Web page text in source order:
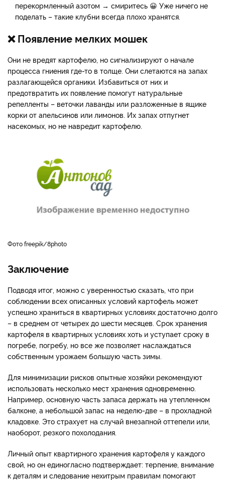
перекормленный азотом → смиритесь 😀 Уже ничего не
поделать – такие клубни всегда плохо хранятся.
❌ Появление мелких мошек
Они не вредят картофелю, но сигнализируют о начале
процесса гниения где-то в толще. Они слетаются на запах
разлагающейся органики. Избавиться от них и
предотвратить их появление помогут натуральные
репелленты – веточки лаванды или разложенные в ящике
корки от апельсинов или лимонов. Их запах отпугнет
насекомых, но не навредит картофелю.
фото freepik/8photo
Заключение
Подводя итог, можно с уверенностью сказать, что при
соблюдении всех описанных условий картофель может
успешно храниться в квартирных условиях достаточно долго
– в среднем от четырех до шести месяцев. Срок хранения
картофеля в квартирных условиях хоть и уступает сроку в
погребе, погребу, но все же позволяет наслаждаться
собственным урожаем большую часть зимы.
Для минимизации рисков опытные хозяйки рекомендуют
использовать несколько мест хранения одновременно.
Например, основную часть запаса держать на утепленном
балконе, а небольшой запас на неделю-две – в прохладной
кладовке. Это страхует на случай внезапной оттепели или,
наоборот, резкого похолодания.
Личный опыт квартирного хранения картофеля у каждого
свой, но он единогласно подтверждает: терпение, внимание
к деталям и следование нехитрым правилам помогают